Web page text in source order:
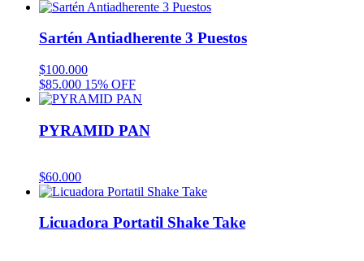
Sartén Antiadherente 3 Puestos
$100.000
$85.000 15% OFF
PYRAMID PAN
$60.000
Licuadora Portatil Shake Take